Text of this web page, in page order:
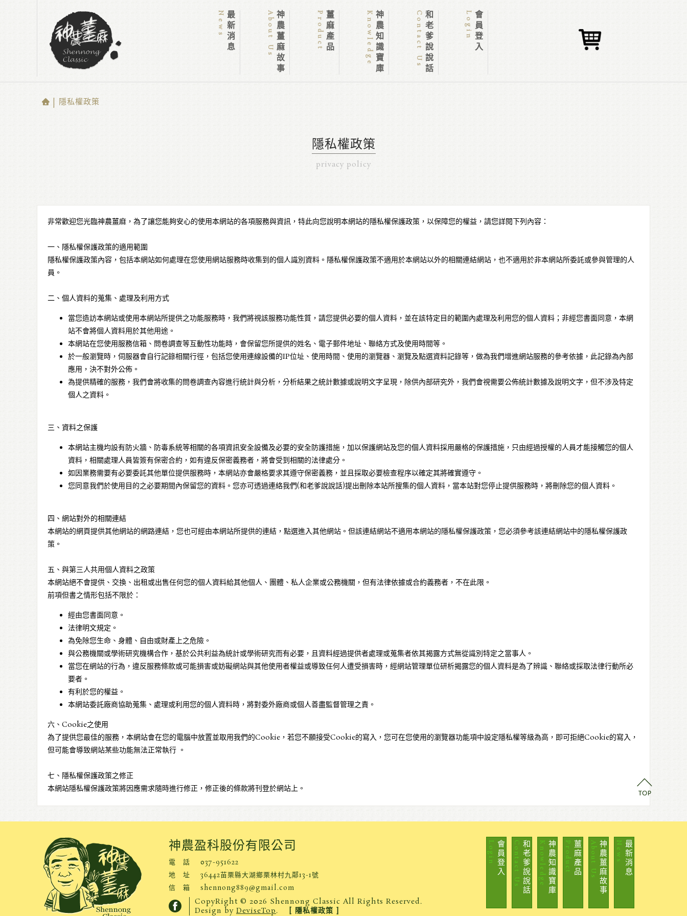
會員登入
Login
和老爹說說話
Contact Us
神農知識寶庫
Knowledge
薑麻產品
Product
神農薑麻故事
About Us
最新消息
News
| 隱私權政策
隱私權政策
privacy policy
非常歡迎您光臨神農薑麻，為了讓您能夠安心的使用本網站的各項服務與資訊，特此向您說明本網站的隱私權保護政策，以保障您的權益，請您詳閱下列內容：
一、隱私權保護政策的適用範圍
隱私權保護政策內容，包括本網站如何處理在您使用網站服務時收集到的個人識別資料。隱私權保護政策不適用於本網站以外的相關連結網站，也不適用於非本網站所委託或參與管理的人
員。
二、個人資料的蒐集、處理及利用方式
當您造訪本網站或使用本網站所提供之功能服務時，我們將視該服務功能性質，請您提供必要的個人資料，並在該特定目的範圍內處理及利用您的個人資料；非經您書面同意，本網
站不會將個人資料用於其他用途。
本網站在您使用服務信箱、問卷調查等互動性功能時，會保留您所提供的姓名、電子郵件地址、聯絡方式及使用時間等。
於一般瀏覽時，伺服器會自行記錄相關行徑，包括您使用連線設備的IP位址、使用時間、使用的瀏覽器、瀏覽及點選資料記錄等，做為我們增進網站服務的參考依據，此記錄為內部
應用，決不對外公佈。
為提供精確的服務，我們會將收集的問卷調查內容進行統計與分析，分析結果之統計數據或說明文字呈現，除供內部研究外，我們會視需要公佈統計數據及說明文字，但不涉及特定
個人之資料。
三、資料之保護
本網站主機均設有防火牆、防毒系統等相關的各項資訊安全設備及必要的安全防護措施，加以保護網站及您的個人資料採用嚴格的保護措施，只由經過授權的人員才能接觸您的個人
資料，相關處理人員皆簽有保密合約，如有違反保密義務者，將會受到相關的法律處分。
如因業務需要有必要委託其他單位提供服務時，本網站亦會嚴格要求其遵守保密義務，並且採取必要檢查程序以確定其將確實遵守。
您同意我們於使用目的之必要期間內保留您的資料。您亦可透過連絡我們(和老爹說說話)提出刪除本站所搜集的個人資料，當本站對您停止提供服務時，將刪除您的個人資料。
四、網站對外的相關連結
本網站的網頁提供其他網站的網路連結，您也可經由本網站所提供的連結，點選進入其他網站。但該連結網站不適用本網站的隱私權保護政策，您必須參考該連結網站中的隱私權保護政
策。
五、與第三人共用個人資料之政策
本網站絕不會提供、交換、出租或出售任何您的個人資料給其他個人、團體、私人企業或公務機關，但有法律依據或合約義務者，不在此限。
前項但書之情形包括不限於：
經由您書面同意。
法律明文規定。
為免除您生命、身體、自由或財產上之危險。
與公務機關或學術研究機構合作，基於公共利益為統計或學術研究而有必要，且資料經過提供者處理或蒐集者依其揭露方式無從識別特定之當事人。
當您在網站的行為，違反服務條款或可能損害或妨礙網站與其他使用者權益或導致任何人遭受損害時，經網站管理單位研析揭露您的個人資料是為了辨識、聯絡或採取法律行動所必
要者。
有利於您的權益。
本網站委託廠商協助蒐集、處理或利用您的個人資料時，將對委外廠商或個人善盡監督管理之責。
六、Cookie之使用
為了提供您最佳的服務，本網站會在您的電腦中放置並取用我們的Cookie，若您不願接受Cookie的寫入，您可在您使用的瀏覽器功能項中設定隱私權等級為高，即可拒絕Cookie的寫入，
但可能會導致網站某些功能無法正常執行 。
七、隱私權保護政策之修正
本網站隱私權保護政策將因應需求隨時進行修正，修正後的條款將刊登於網站上。
神農盈科股份有限公司
電 話
037-951622
地 址
36442苗栗縣大湖鄉栗林村九鄰13-1號
信 箱
shennong889@gmail.com
CopyRight © 2026 Shennong Classic All Rights Reserved.
Design by DeviseTop. [ 隱私權政策 ]
會員登入
Login 和老爹說說話
Contact Us 神農知識寶庫
Knowledge 薑麻產品
Product 神農薑麻故事
About Us 最新消息
News